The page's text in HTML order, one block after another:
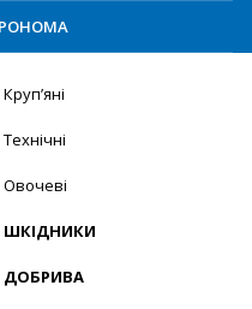
Круп’яні
Технічні
Овочеві
ШКІДНИКИ
ДОБРИВА